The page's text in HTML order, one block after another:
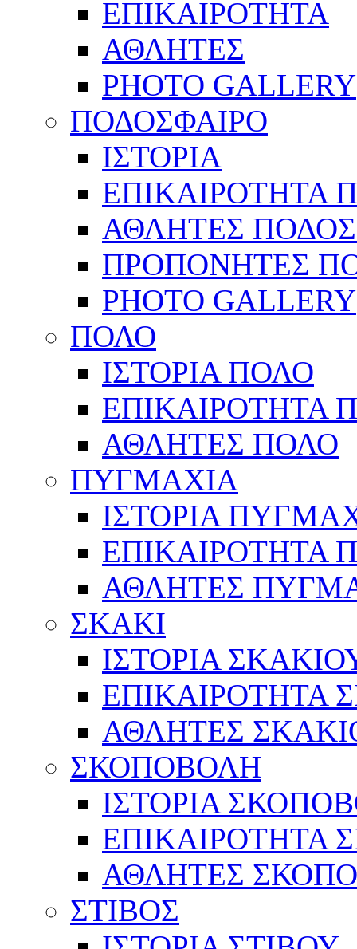
ΕΠΙΚΑΙΡΟΤΗΤΑ
ΑΘΛΗΤΕΣ
PHOTO GALLERY
ΠΟΔΟΣΦΑΙΡΟ
ΙΣΤΟΡΙΑ
ΕΠΙΚΑΙΡΟΤΗΤΑ
ΑΘΛΗΤΕΣ
ΠΡΟΠΟΝΗΤΕΣ
PHOTO GALLERY
ΠΟΛΟ
ΙΣΤΟΡΙΑ ΠΟΛΟ
ΕΠΙΚΑΙΡΟΤΗΤΑ
ΑΘΛΗΤΕΣ ΠΟΛΟ
ΠΥΓΜΑΧΙΑ
ΙΣΤΟΡΙΑ
ΕΠΙΚΑΙΡΟΤΗΤΑ
ΑΘΛΗΤΕΣ
ΣΚΑΚΙ
ΙΣΤΟΡΙΑ
ΕΠΙΚΑΙΡΟΤΗΤΑ
ΑΘΛΗΤΕΣ
ΣΚΟΠΟΒΟΛΗ
ΙΣΤΟΡΙΑ
ΕΠΙΚΑΙΡΟΤΗΤΑ
ΑΘΛΗΤΕΣ
ΣΤΙΒΟΣ